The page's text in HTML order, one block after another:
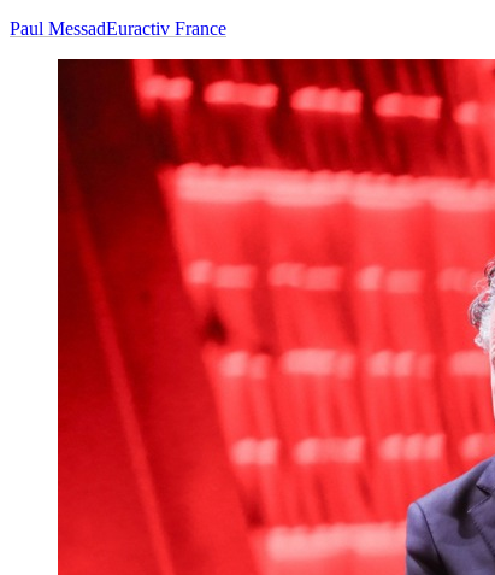
Paul MessadEuractiv France